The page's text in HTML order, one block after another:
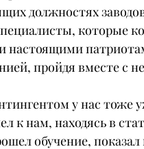
должностях
которые
настоящими
пройдя вместе с
у нас тоже
к нам, находясь в
обучение,